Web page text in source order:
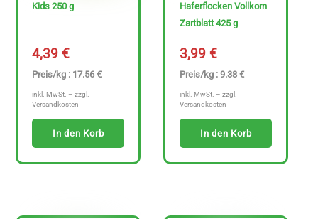
Kids 250 g
4,39€
Preis/kg : 17.56 €
inkl. MwSt. – zzgl.
Versandkosten
In den Korb
Haferflocken Vollkorn
Zartblatt 425 g
3,99€
Preis/kg : 9.38 €
inkl. MwSt. – zzgl.
Versandkosten
In den Korb